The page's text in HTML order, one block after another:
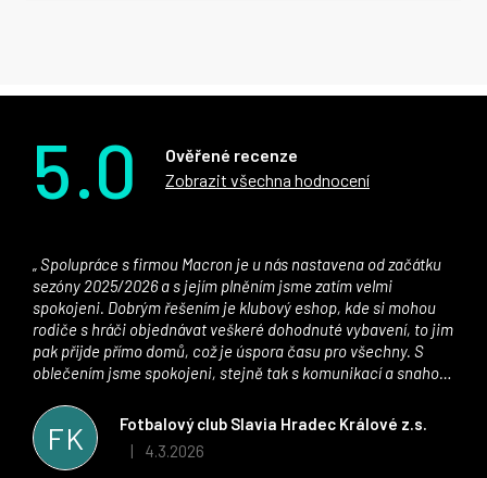
5.0
Ověřené recenze
Zobrazit všechna hodnocení
FK
Fotbalový club Slavia Hradec Králové z.s.
Hodnocení obchodu je 5 z 5 hvězdiček.
| 4.3.2026
sezóny 2025/2026 a s jejím plněním jsme zatím velmi
spokojeni. Dobrým řešením je klubový eshop, kde si mohou
rodiče s hráči objednávat veškeré dohodnuté vybavení, to jim
pak přijde přímo domů, což je úspora času pro všechny. S
oblečením jsme spokojeni, stejně tak s komunikací a snahou
stran. Věříme, že v tomto duchu bude spolupráce pokračovat
i nadále, nyní už začínáme řešit i první sady dresů ;)